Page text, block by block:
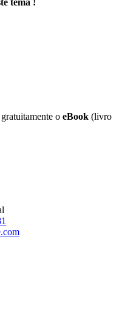
tema !
o eBook (livro